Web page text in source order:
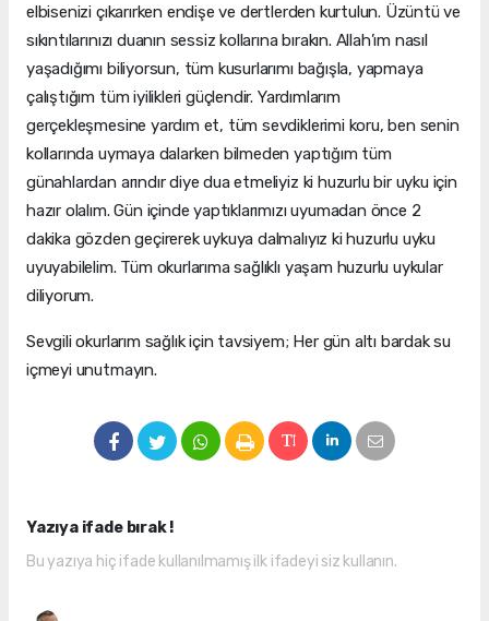
elbisenizi çıkarırken endişe ve dertlerden kurtulun. Üzüntü ve
sıkıntılarınızı duanın sessiz kollarına bırakın. Allah’ım nasıl
yaşadığımı biliyorsun, tüm kusurlarımı bağışla, yapmaya
çalıştığım tüm iyilikleri güçlendir. Yardımlarım
gerçekleşmesine yardım et, tüm sevdiklerimi koru, ben senin
kollarında uymaya dalarken bilmeden yaptığım tüm
günahlardan arındır diye dua etmeliyiz ki huzurlu bir uyku için
hazır olalım. Gün içinde yaptıklarımızı uyumadan önce 2
dakika gözden geçirerek uykuya dalmalıyız ki huzurlu uyku
uyuyabilelim. Tüm okurlarıma sağlıklı yaşam huzurlu uykular
diliyorum.
Sevgili okurlarım sağlık için tavsiyem; Her gün altı bardak su
içmeyi unutmayın.
Yazıya ifade bırak !
Bu yazıya hiç ifade kullanılmamış ilk ifadeyi siz kullanın.